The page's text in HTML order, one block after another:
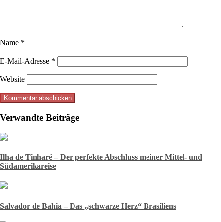
Name *
E-Mail-Adresse *
Website
Verwandte Beiträge
Ilha de Tinharé – Der perfekte Abschluss meiner Mittel- und
Südamerikareise
Salvador de Bahia – Das „schwarze Herz“ Brasiliens